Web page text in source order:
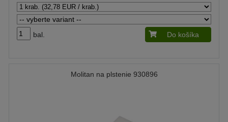
bal. Do košíka
Molitan na plstenie 930896